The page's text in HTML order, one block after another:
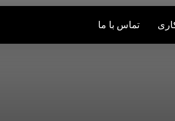
تماس با ما